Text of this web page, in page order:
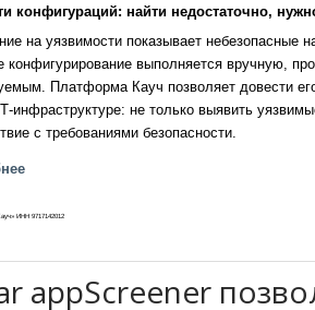
конфигураций: найти недостаточно,
на уязвимости показывает небезопасные
конфигурирование выполняется вручную,
Платформа Кауч позволяет довести
инфраструктуре: не только выявить
с требованиями безопасности.
ИНН 9717142012
appScreener